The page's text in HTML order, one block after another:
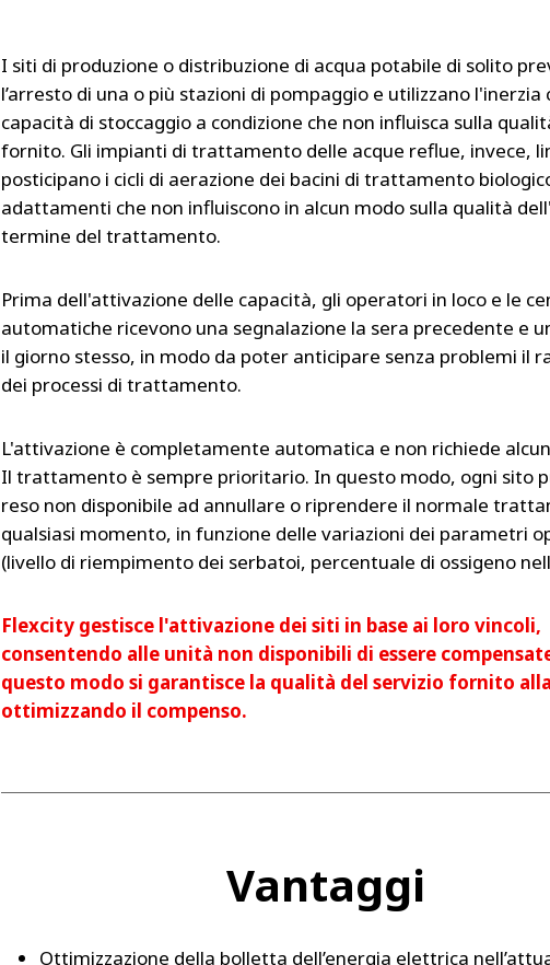
I siti di produzione o distribuzione di acqua potabile di solito
l’arresto di una o più stazioni di pompaggio e utilizzano l'inerzia
capacità di stoccaggio a condizione che non influisca sulla
fornito. Gli impianti di trattamento delle acque reflue, invece,
posticipano i cicli di aerazione dei bacini di trattamento
adattamenti che non influiscono in alcun modo sulla qualità
termine del trattamento.
Prima dell'attivazione delle capacità, gli operatori in loco e le
automatiche ricevono una segnalazione la sera precedente e
il giorno stesso, in modo da poter anticipare senza problemi il
dei processi di trattamento.
L'attivazione è completamente automatica e non richiede
Il trattamento è sempre prioritario. In questo modo, ogni sito
reso non disponibile ad annullare o riprendere il normale
qualsiasi momento, in funzione delle variazioni dei parametri
(livello di riempimento dei serbatoi, percentuale di ossigeno
Flexcity gestisce l'attivazione dei siti in base ai loro vincoli,
consentendo alle unità non disponibili di essere
questo modo si garantisce la qualità del servizio fornito
ottimizzando il compenso.
Vantaggi
Ottimizzazione della bolletta dell’energia elettrica